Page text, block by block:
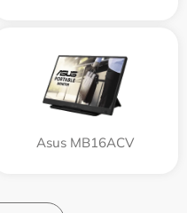
Asus MB16ACV